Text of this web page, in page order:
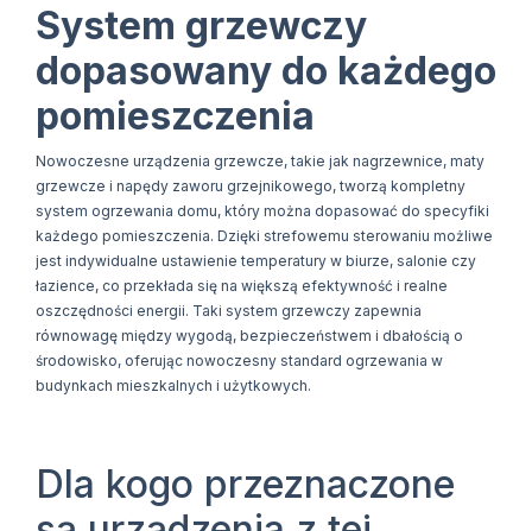
System grzewczy
dopasowany do każdego
pomieszczenia
Nowoczesne urządzenia grzewcze, takie jak nagrzewnice, maty
grzewcze i napędy zaworu grzejnikowego, tworzą kompletny
system ogrzewania domu, który można dopasować do specyfiki
każdego pomieszczenia. Dzięki strefowemu sterowaniu możliwe
jest indywidualne ustawienie temperatury w biurze, salonie czy
łazience, co przekłada się na większą efektywność i realne
oszczędności energii. Taki system grzewczy zapewnia
równowagę między wygodą, bezpieczeństwem i dbałością o
środowisko, oferując nowoczesny standard ogrzewania w
budynkach mieszkalnych i użytkowych.
Dla kogo przeznaczone